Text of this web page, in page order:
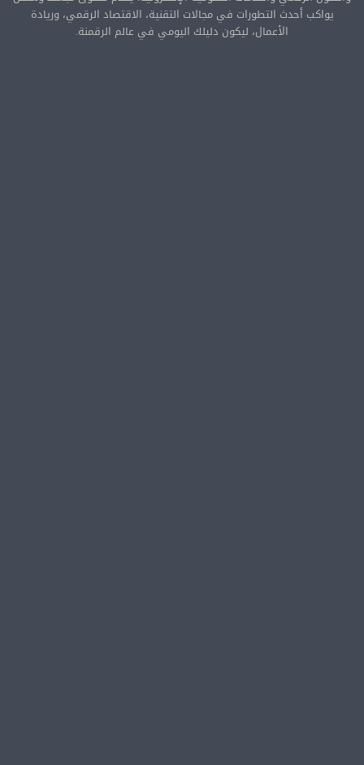
يواكب أحدث التطورات في مجالات التقنية، الاقتصاد الرقمي، وريادة
الأعمال، ليكون دليلك اليومي في عالم الرقمنة.